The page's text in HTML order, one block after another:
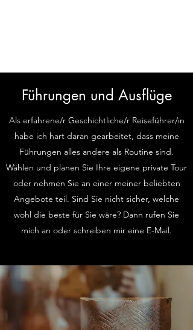
Führungen und Ausflüge
Als erfahrene/r Geschichtliche/r Reiseführer/in
habe ich hart daran gearbeitet, dass meine
Führungen alles andere als Routine sind.
Wählen und planen Sie Ihre eigene private Tour
oder nehmen Sie an einer meiner beliebten
Angebote teil. Sind Sie nicht sicher, welche
wohl die beste für Sie wäre? Dann rufen Sie
mich an oder schreiben mir eine E-Mail.